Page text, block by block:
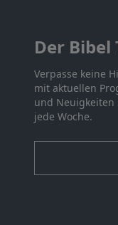
Der
Verpasse keine
mit aktuellen
und Neuigkeiten
jede Woche.